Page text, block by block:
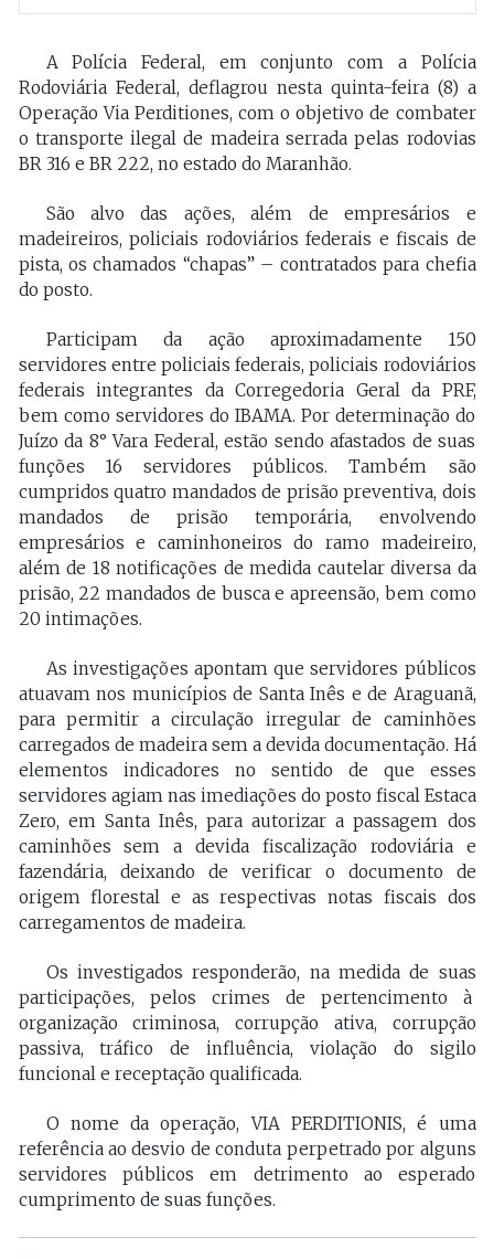
A Polícia Federal, em conjunto com a Polícia
Rodoviária Federal, deflagrou nesta quinta-feira (8) a
Operação Via Perditiones, com o objetivo de combater
o transporte ilegal de madeira serrada pelas rodovias
BR 316 e BR 222, no estado do Maranhão.
São alvo das ações, além de empresários e
madeireiros, policiais rodoviários federais e fiscais de
pista, os chamados “chapas” – contratados para chefia
do posto.
Participam da ação aproximadamente 150
servidores entre policiais federais, policiais rodoviários
federais integrantes da Corregedoria Geral da PRF,
bem como servidores do IBAMA. Por determinação do
Juízo da 8° Vara Federal, estão sendo afastados de suas
funções 16 servidores públicos. Também são
cumpridos quatro mandados de prisão preventiva, dois
mandados de prisão temporária, envolvendo
empresários e caminhoneiros do ramo madeireiro,
além de 18 notificações de medida cautelar diversa da
prisão, 22 mandados de busca e apreensão, bem como
20 intimações.
As investigações apontam que servidores públicos
atuavam nos municípios de Santa Inês e de Araguanã,
para permitir a circulação irregular de caminhões
carregados de madeira sem a devida documentação. Há
elementos indicadores no sentido de que esses
servidores agiam nas imediações do posto fiscal Estaca
Zero, em Santa Inês, para autorizar a passagem dos
caminhões sem a devida fiscalização rodoviária e
fazendária, deixando de verificar o documento de
origem florestal e as respectivas notas fiscais dos
carregamentos de madeira.
Os investigados responderão, na medida de suas
participações, pelos crimes de pertencimento à
organização criminosa, corrupção ativa, corrupção
passiva, tráfico de influência, violação do sigilo
funcional e receptação qualificada.
O nome da operação, VIA PERDITIONIS, é uma
referência ao desvio de conduta perpetrado por alguns
servidores públicos em detrimento ao esperado
cumprimento de suas funções.